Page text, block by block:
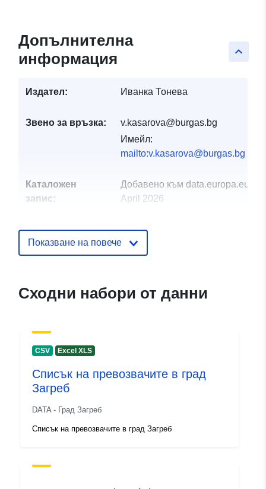
keyboard_arrow_up
Допълнителна
информация
Издател: Иванка Тонева
Звено за връзка:
v.kasarova@burgas.bg
Имейл:
mailto:v.kasarova@burgas.bg
Каталожен
запис:
Добавено към data.europa.eu:
April 2026
28 April 2026
Показване на повече
Сходни набори от данни
CSV Excel XLS
Списък на превозвачите в град
Загреб
DATA - Град Загреб
Списък на превозвачите в град Загреб